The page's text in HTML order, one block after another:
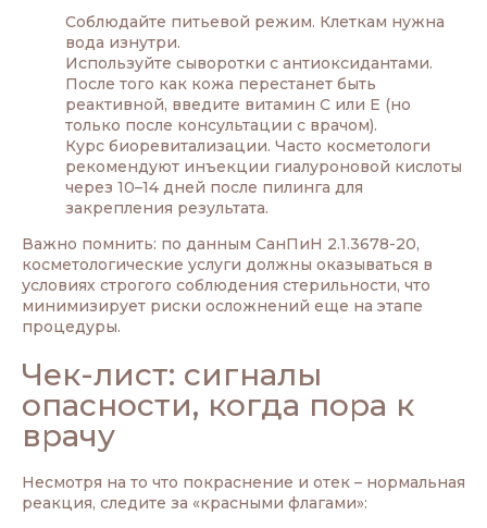
Соблюдайте питьевой режим. Клеткам нужна
вода изнутри.
Используйте сыворотки с антиоксидантами.
После того как кожа перестанет быть
реактивной, введите витамин С или Е (но
только после консультации с врачом).
Курс биоревитализации. Часто косметологи
рекомендуют инъекции гиалуроновой кислоты
через 10–14 дней после пилинга для
закрепления результата.
Важно помнить: по данным СанПиН 2.1.3678-20,
косметологические услуги должны оказываться в
условиях строгого соблюдения стерильности, что
минимизирует риски осложнений еще на этапе
процедуры.
Чек-лист: сигналы
опасности, когда пора к
врачу
Несмотря на то что покраснение и отек – нормальная
реакция, следите за «красными флагами»: